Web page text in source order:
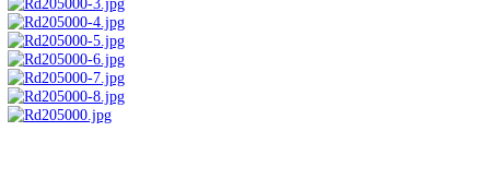
ÚvodVoľne stojace spotrebiče
chladničkyKlasické chladničky
EasyFresh Rd 5000-22